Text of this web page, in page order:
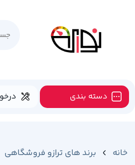
دسته بندی
خانه برند های ترازو فروشگاهی